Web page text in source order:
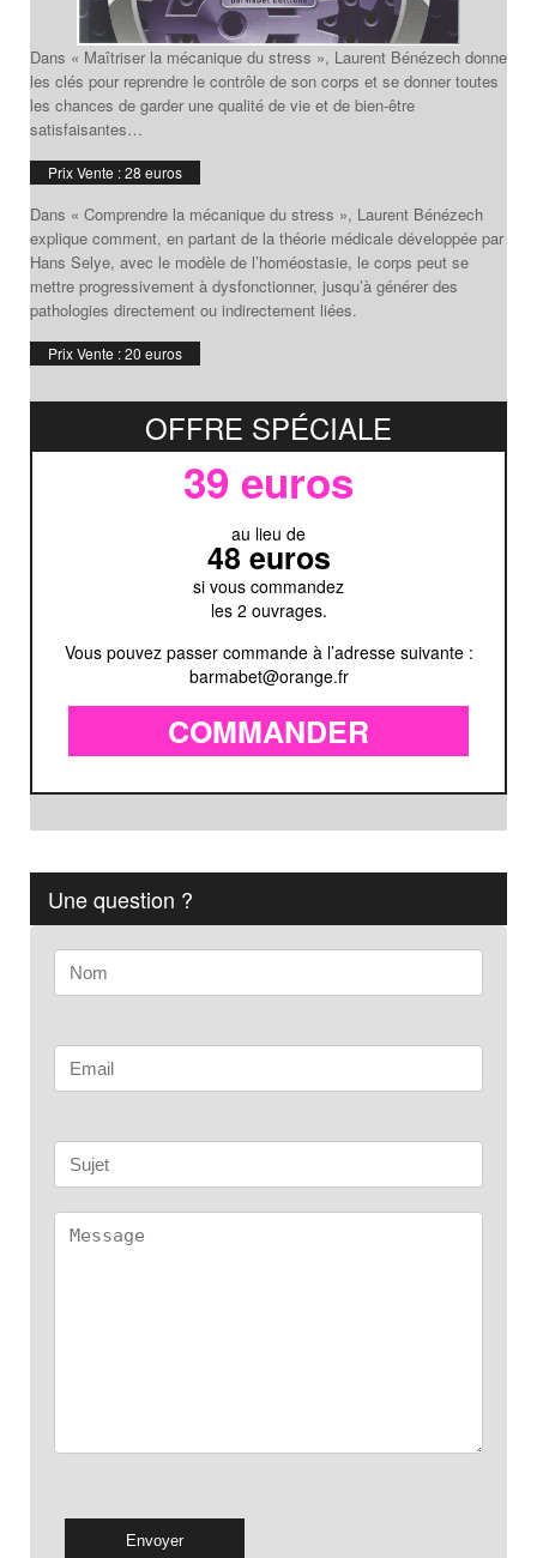
Dans « Maîtriser la mécanique du stress », Laurent Bénézech donne
les clés pour reprendre le contrôle de son corps et se donner toutes
les chances de garder une qualité de vie et de bien-être
satisfaisantes…
Prix Vente : 28 euros
Dans « Comprendre la mécanique du stress », Laurent Bénézech
explique comment, en partant de la théorie médicale développée par
Hans Selye, avec le modèle de l’homéostasie, le corps peut se
mettre progressivement à dysfonctionner, jusqu’à générer des
pathologies directement ou indirectement liées.
Prix Vente : 20 euros
OFFRE SPÉCIALE
39 euros
au lieu de
48 euros
si vous commandez
les 2 ouvrages.
Vous pouvez passer commande à l’adresse suivante :
barmabet@orange.fr
COMMANDER
Une question ?